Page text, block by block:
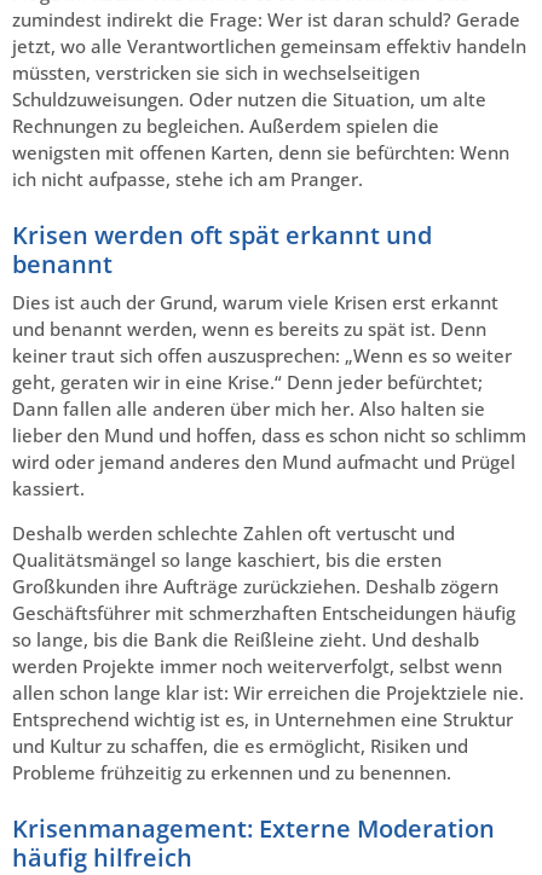
zumindest indirekt die Frage: Wer ist daran schuld? Gerade
jetzt, wo alle Verantwortlichen gemeinsam effektiv handeln
müssten, verstricken sie sich in wechselseitigen
Schuldzuweisungen. Oder nutzen die Situation, um alte
Rechnungen zu begleichen. Außerdem spielen die
wenigsten mit offenen Karten, denn sie befürchten: Wenn
ich nicht aufpasse, stehe ich am Pranger.
Krisen werden oft spät erkannt und
benannt
Dies ist auch der Grund, warum viele Krisen erst erkannt
und benannt werden, wenn es bereits zu spät ist. Denn
keiner traut sich offen auszusprechen: „Wenn es so weiter
geht, geraten wir in eine Krise.“ Denn jeder befürchtet;
Dann fallen alle anderen über mich her. Also halten sie
lieber den Mund und hoffen, dass es schon nicht so schlimm
wird oder jemand anderes den Mund aufmacht und Prügel
kassiert.
Deshalb werden schlechte Zahlen oft vertuscht und
Qualitätsmängel so lange kaschiert, bis die ersten
Großkunden ihre Aufträge zurückziehen. Deshalb zögern
Geschäftsführer mit schmerzhaften Entscheidungen häufig
so lange, bis die Bank die Reißleine zieht. Und deshalb
werden Projekte immer noch weiterverfolgt, selbst wenn
allen schon lange klar ist: Wir erreichen die Projektziele nie.
Entsprechend wichtig ist es, in Unternehmen eine Struktur
und Kultur zu schaffen, die es ermöglicht, Risiken und
Probleme frühzeitig zu erkennen und zu benennen.
Krisenmanagement: Externe Moderation
häufig hilfreich